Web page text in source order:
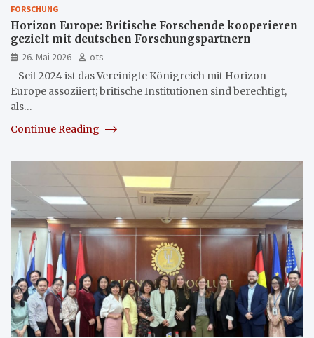
FORSCHUNG
Horizon Europe: Britische Forschende kooperieren
gezielt mit deutschen Forschungspartnern
26. Mai 2026
ots
- Seit 2024 ist das Vereinigte Königreich mit Horizon
Europe assoziiert; britische Institutionen sind berechtigt,
als…
Continue Reading